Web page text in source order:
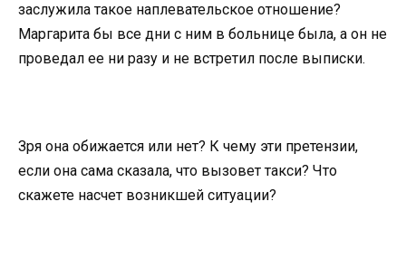
заслужила такое наплевательское отношение?
Маргарита бы все дни с ним в больнице была, а он не
проведал ее ни разу и не встретил после выписки.
Зря она обижается или нет? К чему эти претензии,
если она сама сказала, что вызовет такси? Что
скажете насчет возникшей ситуации?